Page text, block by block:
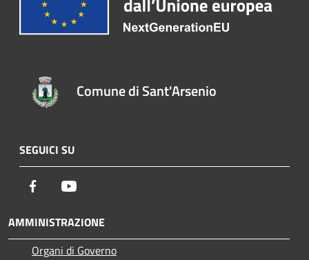
Comune di Sant'Arsenio
SEGUICI SU
Facebook
AMMINISTRAZIONE
Organi di Governo